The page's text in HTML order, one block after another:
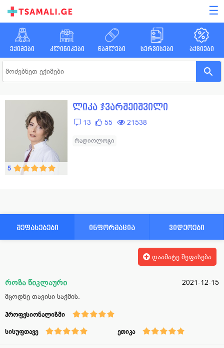
☰
ექიმები კლინიკები წამლები სერვისები აქციები
5
ლიკა ჯვარშეიშვილი
13 55 21538
რადიოლოგი
შეფასებები ინფორმაცია ვიდეოები
დაამატე შეფასება
როზა წიკლაური
2021-12-15
მცოდნე თავისი საქმის.
პროფესიონალიზმი
სისუფთავე ეთიკა